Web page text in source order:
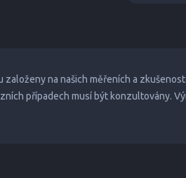
založeny na našich měřeních a
případech musí být konzultovány.